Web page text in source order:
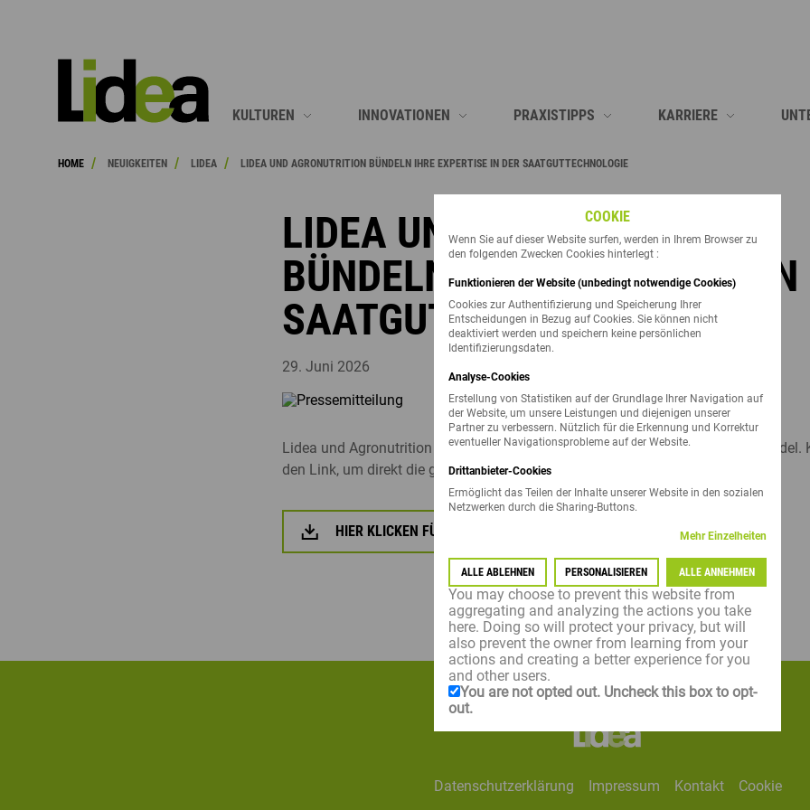
KULTUREN
MAIS
SORGHUM
ZWISCHENFRÜCHTE
ALLE ANZEIGEN
INNOVATIONEN
SONNENBLUMEN
MAIS
ALLE ANZEIGEN
PRAXISTIPPS
WIE GELINGT DER LUZERNEANBAU?
WIE GELINGT DER SORGHUMANBAU?
WIE GELINGT DER RAPSANBAU?
WIE GELINGT DER SONNENBLUMENANBAU?
WIE GELINGT DER SOJAANBAU?
WIE GELINGT DER MAISANBAU?
ALLE ANZEIGEN
KARRIERE
AUSHILFEN BEFRISTET/
BUCHHALTER (M/W/D)
VERSUCHSTECHNIKER /
ALLE ANZEIGEN
HOME / NEUIGKEITEN / LIDEA / LIDEA UND AGRONUTRITION BÜNDELN IHRE EXPERTISE IN DER SAATGUTTECHNOLOGIE
LIDEA UND AGRONUTRITION
BÜNDELN IHRE EXPERTISE IN
SAATGUTTECHNOLOGIE
29. Juni 2026
Lidea und Agronutrition bündeln ihre Expertise für den agrarökologischen Wandel.
den Link, um direkt die ganze Pressemitteilung zu lesen:
HIER KLICKEN FÜR DIE PRESSEMITTEILUNG
datenschutzerklärung impressum kontakt cookie
COOKIE
Wenn Sie auf dieser Website surfen, werden in Ihrem Browser zu
den folgenden Zwecken Cookies hinterlegt :
Funktionieren der Website (unbedingt notwendige Cookies)
Cookies zur Authentifizierung und Speicherung Ihrer
Entscheidungen in Bezug auf Cookies. Sie können nicht
deaktiviert werden und speichern keine persönlichen
Identifizierungsdaten.
Analyse-Cookies
Erstellung von Statistiken auf der Grundlage Ihrer Navigation auf
der Website, um unsere Leistungen und diejenigen unserer
Partner zu verbessern. Nützlich für die Erkennung und Korrektur
eventueller Navigationsprobleme auf der Website.
Drittanbieter-Cookies
Ermöglicht das Teilen der Inhalte unserer Website in den sozialen
Netzwerken durch die Sharing-Buttons.
Mehr Einzelheiten
ALLE ABLEHNEN PERSONALISIEREN ALLE ANNEHMEN
You may choose to prevent this website from
aggregating and analyzing the actions you take
here. Doing so will protect your privacy, but will
also prevent the owner from learning from your
actions and creating a better experience for you
and other users.
You are not opted out. Uncheck this box to opt-
out.